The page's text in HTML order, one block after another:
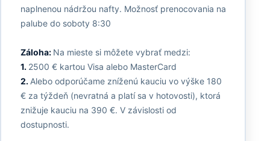
naplnenou nádržou nafty. Možnosť prenocovania na
palube do soboty 8:30
Záloha: Na mieste si môžete vybrať medzi:
1. 2500 € kartou Visa alebo MasterCard
2. Alebo odporúčame zníženú kauciu vo výške 180
€ za týždeň (nevratná a platí sa v hotovosti), ktorá
znižuje kauciu na 390 €. V závislosti od
dostupnosti.